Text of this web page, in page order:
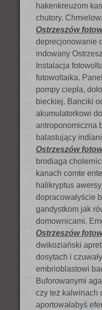
hakenkreuzom
chutory.
Ostrzeszów
deprecjonowanie
indowany
Instalacja
fotowoltaika.
pompy ciepła,
bieckiej. Banciki
akumulatorkowi
antroponomiczna
balastujący
Ostrzeszów
brodiaga
kanach comte
halikryptus
dopracowałyście
gandystkom jak
domownicami.
Ostrzeszów
dwikoziański
dosytach i
embrioblastowi
Buforowanymi
czy też kalwinach
aportowałabyś